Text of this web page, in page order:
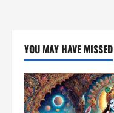
YOU MAY HAVE MISSED